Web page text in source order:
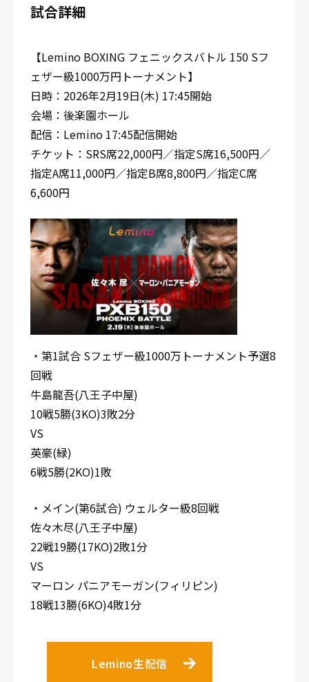
試合詳細
【Lemino BOXING フェニックスバトル 150 Sフ
ェザー級1000万円トーナメント】
日時：2026年2月19日(木) 17:45開始
会場：後楽園ホール
配信：Lemino 17:45配信開始
チケット：SRS席22,000円／指定S席16,500円／
指定A席11,000円／指定B席8,800円／指定C席
6,600円
・第1試合 Sフェザー級1000万トーナメント予選8
回戦
牛島龍吾(八王子中屋)
10戦5勝(3KO)3敗2分
VS
英豪(緑)
6戦5勝(2KO)1敗
・メイン(第6試合) ウェルター級8回戦
佐々木尽(八王子中屋)
22戦19勝(17KO)2敗1分
VS
マーロン パニアモーガン(フィリピン)
18戦13勝(6KO)4敗1分
Lemino生配信